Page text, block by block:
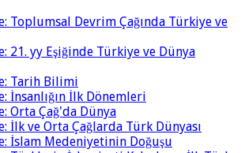
Toplumsal Devrim Çağında Türkiye ve
21. yy Eşiğinde Türkiye ve Dünya
Tarih Bilimi
İnsanlığın İlk Dönemleri
Orta Çağ'da Dünya
İlk ve Orta Çağlarda Türk Dünyası
İslam Medeniyetinin Doğuşu